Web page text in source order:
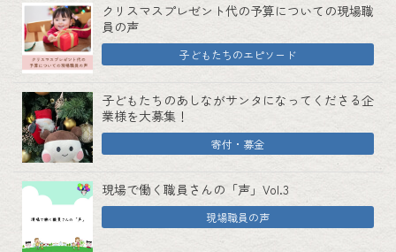
クリスマスプレゼント代の予算についての現場職
員の声
子どもたちのエピソード
子どもたちのあしながサンタになってくださる企
業様を大募集！
寄付・募金
現場で働く職員さんの「声」Vol.3
現場職員の声